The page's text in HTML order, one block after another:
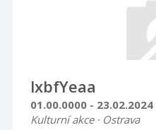
lxbfYeaa
01.00.0000 - 23.02.2024
Kulturní akce · Ostrava